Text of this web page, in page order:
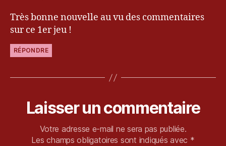
Très bonne nouvelle au vu des commentaires
sur ce 1er jeu !
RÉPONDRE
Laisser un commentaire
Votre adresse e-mail ne sera pas publiée.
Les champs obligatoires sont indiqués avec *